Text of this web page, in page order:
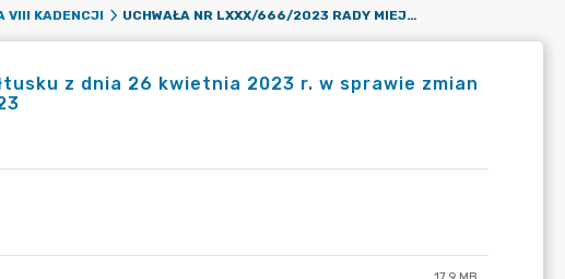
VIII KADENCJI UCHWAŁA NR LXXX/666/2023 RADY MIEJSKIEJ W PUŁTUSKU Z DNIA 26 KWIETNIA 2023 R. W SPRAWIE ZMIAN W UCHWALE BUDŻETOWEJ GMINY PUŁTUSK NA ROK 2023
z dnia 26 kwietnia 2023 r. w sprawie zmian